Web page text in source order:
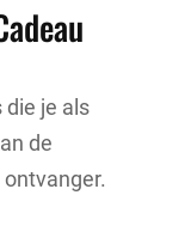
die je als
de